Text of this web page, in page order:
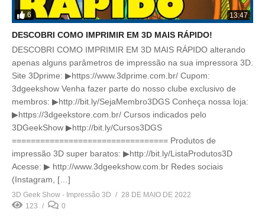
6 13:47
DESCOBRI COMO IMPRIMIR EM 3D MAIS RÁPIDO!
DESCOBRI COMO IMPRIMIR EM 3D MAIS RÁPIDO alterando
apenas alguns parâmetros de impressão na sua impressora 3D.
Site 3Dprime: ▶https://www.3dprime.com.br/ Cupom:
3dgeekshow Venha fazer parte do nosso clube exclusivo de
membros: ▶http://bit.ly/SejaMembro3DGS Conheça nossa loja:
▶https://3dgeekstore.com.br/ Cursos indicados pelo
3DGeekShow ▶http://bit.ly/Cursos3DGS
================================= Produtos de
impressão 3D super baratos: ▶http://bit.ly/ListaProdutos3D
Acesse: ▶ http://www.3dgeekshow.com.br Redes sociais
(Instagram, […]
3D Geek Show - Impressão 3D
28 DE MAIO DE 2022
123
0